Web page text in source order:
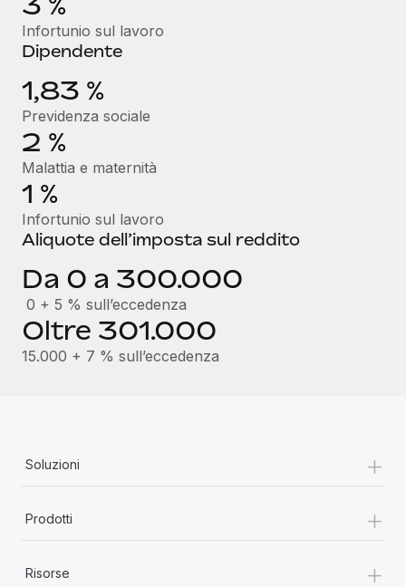
Infortunio sul lavoro
Dipendente
1,83 %
Previdenza sociale
2 %
Malattia e maternità
1 %
Infortunio sul lavoro
Aliquote dell’imposta sul reddito
Da 0 a 300.000
0 + 5 % sull’eccedenza
Oltre 301.000
15.000 + 7 % sull’eccedenza
Soluzioni +
Prodotti +
Risorse +